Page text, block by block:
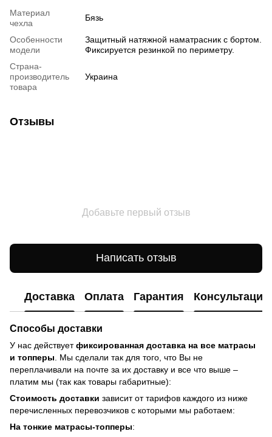
Материал
чехла
Бязь
Особенности
модели
Защитный натяжной наматрасник с бортом.
Фиксируется резинкой по периметру.
Страна-
производитель
товара
Украина
Отзывы
Добавьте первый отзыв
Написать отзыв
Доставка Оплата Гарантия Консультация
Способы доставки
У нас действуетфиксированная доставка на все матрасы
и топперы . Мы сделали так для того, что Вы не
переплачивали на почте за их доставку и все что выше –
платим мы (так как товары габаритные):
Стоимость доставки зависит от тарифов каждого из ниже
перечисленных перевозчиков с которыми мы работаем:
На тонкие матрасы-топперы: